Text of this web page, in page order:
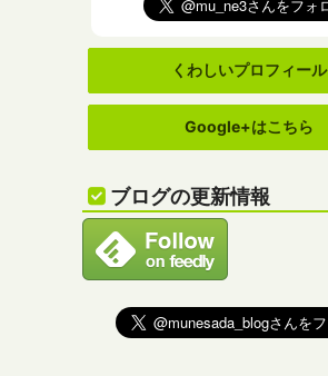
くわしいプロフィール
Google+はこちら
ブログの更新情報